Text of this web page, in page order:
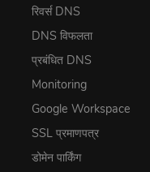
रिवर्स DNS
DNS विफलता
प्रबंधित DNS
Monitoring
Google Workspace
SSL प्रमाणपत्र
डोमेन पार्किंग